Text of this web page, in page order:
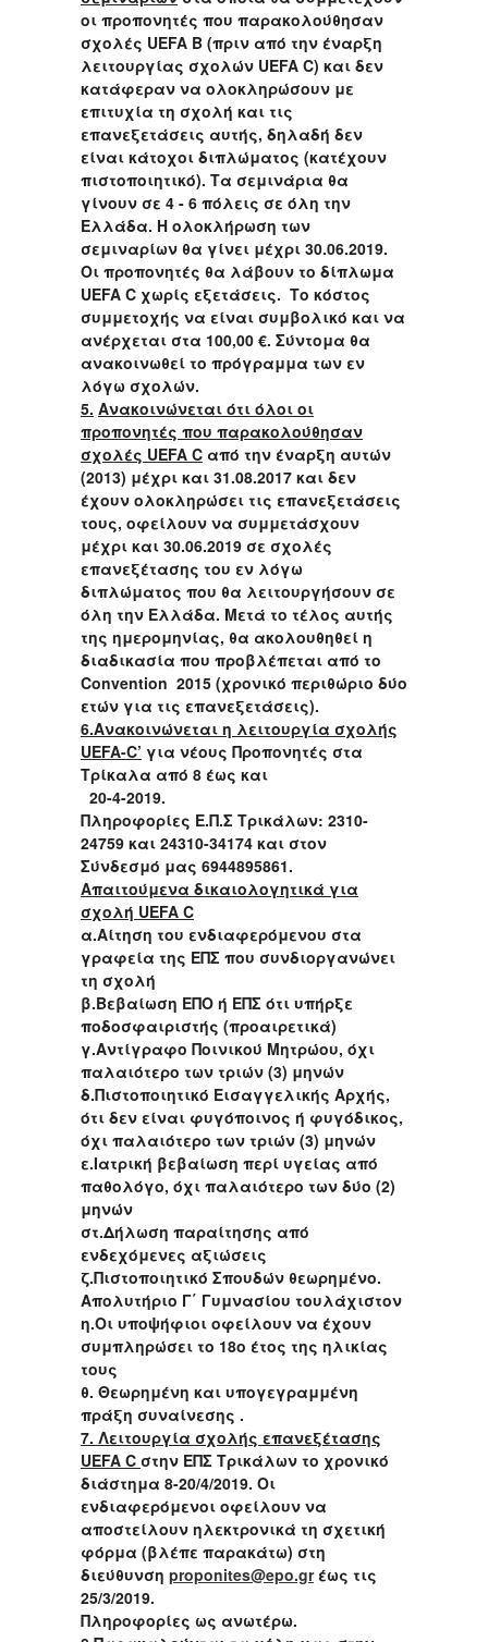
οι προπονητές που παρακολούθησαν
σχολές UEFA B (πριν από την έναρξη
λειτουργίας σχολών UEFA C) και δεν
κατάφεραν να ολοκληρώσουν με
επιτυχία τη σχολή και τις
επανεξετάσεις αυτής, δηλαδή δεν
είναι κάτοχοι διπλώματος (κατέχουν
πιστοποιητικό). Τα σεμινάρια θα
γίνουν σε 4 - 6 πόλεις σε όλη την
Ελλάδα. Η ολοκλήρωση των
σεμιναρίων θα γίνει μέχρι 30.06.2019.
Οι προπονητές θα λάβουν το δίπλωμα
UEFA C χωρίς εξετάσεις. Το κόστος
συμμετοχής να είναι συμβολικό και να
ανέρχεται στα 100,00 €. Σύντομα θα
ανακοινωθεί το πρόγραμμα των εν
λόγω σχολών.
5. Ανακοινώνεται ότι όλοι οι
προπονητές που παρακολούθησαν
σχολές UEFA C από την έναρξη αυτών
(2013) μέχρι και 31.08.2017 και δεν
έχουν ολοκληρώσει τις επανεξετάσεις
τους, οφείλουν να συμμετάσχουν
μέχρι και 30.06.2019 σε σχολές
επανεξέτασης του εν λόγω
διπλώματος που θα λειτουργήσουν σε
όλη την Ελλάδα. Μετά το τέλος αυτής
της ημερομηνίας, θα ακολουθηθεί η
διαδικασία που προβλέπεται από το
Convention 2015 (χρονικό περιθώριο δύο
ετών για τις επανεξετάσεις).
6.Ανακοινώνεται η λειτουργία σχολής
UEFA-C’ για νέους Προπονητές στα
Τρίκαλα από 8 έως και
20-4-2019.
Πληροφορίες Ε.Π.Σ Τρικάλων: 2310-
24759 και 24310-34174 και στον
Σύνδεσμό μας 6944895861.
Απαιτούμενα δικαιολογητικά για
σχολή UEFA C
α.Αίτηση του ενδιαφερόμενου στα
γραφεία της ΕΠΣ που συνδιοργανώνει
τη σχολή
β.Βεβαίωση ΕΠΟ ή ΕΠΣ ότι υπήρξε
ποδοσφαιριστής (προαιρετικά)
γ.Αντίγραφο Ποινικού Μητρώου, όχι
παλαιότερο των τριών (3) μηνών
δ.Πιστοποιητικό Εισαγγελικής Αρχής,
ότι δεν είναι φυγόποινος ή φυγόδικος,
όχι παλαιότερο των τριών (3) μηνών
ε.Ιατρική βεβαίωση περί υγείας από
παθολόγο, όχι παλαιότερο των δύο (2)
μηνών
στ.Δήλωση παραίτησης από
ενδεχόμενες αξιώσεις
ζ.Πιστοποιητικό Σπουδών θεωρημένο.
Απολυτήριο Γ΄ Γυμνασίου τουλάχιστον
η.Οι υποψήφιοι οφείλουν να έχουν
συμπληρώσει το 18ο έτος της ηλικίας
τους
θ. Θεωρημένη και υπογεγραμμένη
πράξη συναίνεσης .
7. Λειτουργία σχολής επανεξέτασης
UEFA C στην ΕΠΣ Τρικάλων το χρονικό
διάστημα 8-20/4/2019. Οι
ενδιαφερόμενοι οφείλουν να
αποστείλουν ηλεκτρονικά τη σχετική
φόρμα (βλέπε παρακάτω) στη
διεύθυνση proponites@epo.gr έως τις
25/3/2019.
Πληροφορίες ως ανωτέρω.